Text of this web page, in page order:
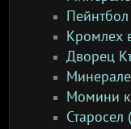
Кромлех
Дворец
Момини
Старосел